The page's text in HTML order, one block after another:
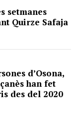
setmanes
Quirze Safaja
d’Osona,
han fet
des del 2020